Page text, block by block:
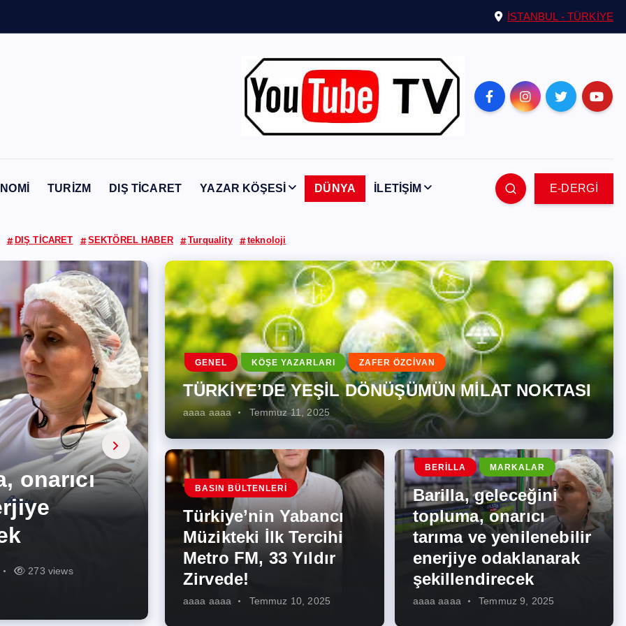
İSTANBUL - TÜRKİYE
TURİZM DIŞ TİCARET YAZAR KÖŞESİ DÜNYA İLETİŞİM E-DERGİ
DIŞ TİCARET SEKTÖREL HABER Turquality teknoloji
342 views
İlk
271 views
onarıcı
273 views
Enerji
İş
285 views
Kısa
225 views
Artması
260 views
GENEL KÖŞE YAZARLARI ZAFER ÖZCİVAN
TÜRKİYE’DE YEŞİL DÖNÜŞÜMÜN MİLAT NOKTASI
aaaa aaaa Temmuz 11, 2025
BASIN BÜLTENLERI
Türkiye’nin Yabancı
Müzikteki İlk Tercihi
Metro FM, 33 Yıldır
Zirvede!
aaaa aaaa Temmuz 10, 2025
BERILLA MARKALAR
Barilla, geleceğini
topluma, onarıcı
tarıma ve yenilenebilir
enerjiye odaklanarak
şekillendirecek
aaaa aaaa Temmuz 9, 2025